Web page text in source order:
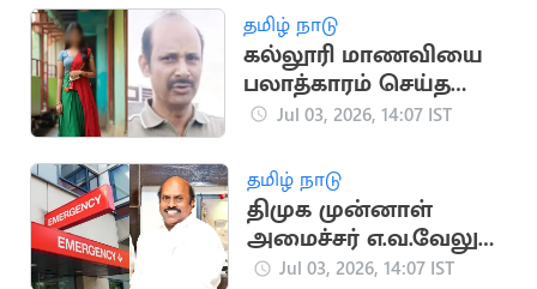
தமிழ் நாடு
கல்லூரி மாணவியை
பலாத்காரம் செய்த
பேராசிரியர்
Jul 03, 2026, 14:07 IST
தமிழ் நாடு
திமுக முன்னாள்
அமைச்சர் எ.வ.வேலு
மருத்துவமனையில்
Jul 03, 2026, 14:07 IST